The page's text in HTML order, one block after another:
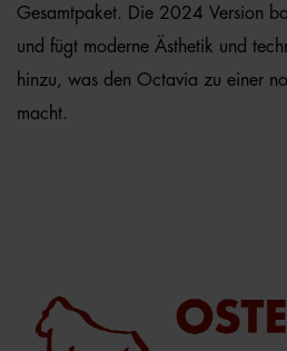
Gesamtpaket. Die 2024 Version
und fügt moderne Ästhetik und
hinzu, was den Octavia zu einer
macht.